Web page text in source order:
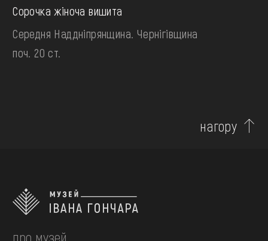
Сорочка жіноча вишита
Середня Наддніпрянщина. Чернігівщина
поч. 20 ст.
нагору
про музей